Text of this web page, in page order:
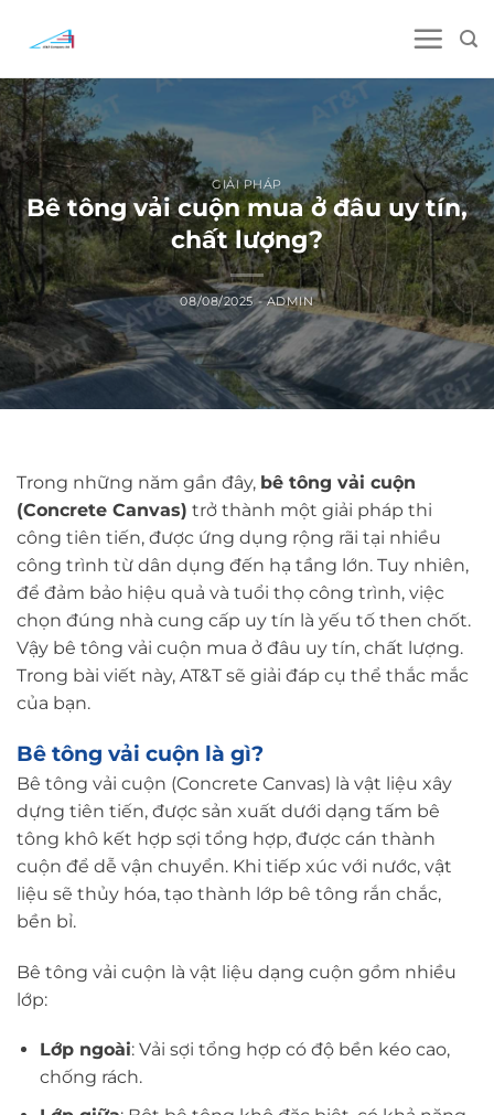
GIẢI PHÁP
Bê tông vải cuộn mua ở đâu uy tín,
chất lượng?
08/08/2025-ADMIN
Trong những năm gần đây, bê tông vải cuộn
(Concrete Canvas) trở thành một giải pháp thi
công tiên tiến, được ứng dụng rộng rãi tại nhiều
công trình từ dân dụng đến hạ tầng lớn. Tuy nhiên,
để đảm bảo hiệu quả và tuổi thọ công trình, việc
chọn đúng nhà cung cấp uy tín là yếu tố then chốt.
Vậy bê tông vải cuộn mua ở đâu uy tín, chất lượng.
Trong bài viết này, AT&T sẽ giải đáp cụ thể thắc mắc
của bạn.
Bê tông vải cuộn là gì?
Bê tông vải cuộn (Concrete Canvas) là vật liệu xây
dựng tiên tiến, được sản xuất dưới dạng tấm bê
tông khô kết hợp sợi tổng hợp, được cán thành
cuộn để dễ vận chuyển. Khi tiếp xúc với nước, vật
liệu sẽ thủy hóa, tạo thành lớp bê tông rắn chắc,
bền bỉ.
Bê tông vải cuộn là vật liệu dạng cuộn gồm nhiều
lớp:
Lớp ngoài: Vải sợi tổng hợp có độ bền kéo cao,
chống rách.